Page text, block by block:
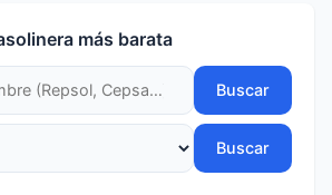
más barata
Buscar
Buscar